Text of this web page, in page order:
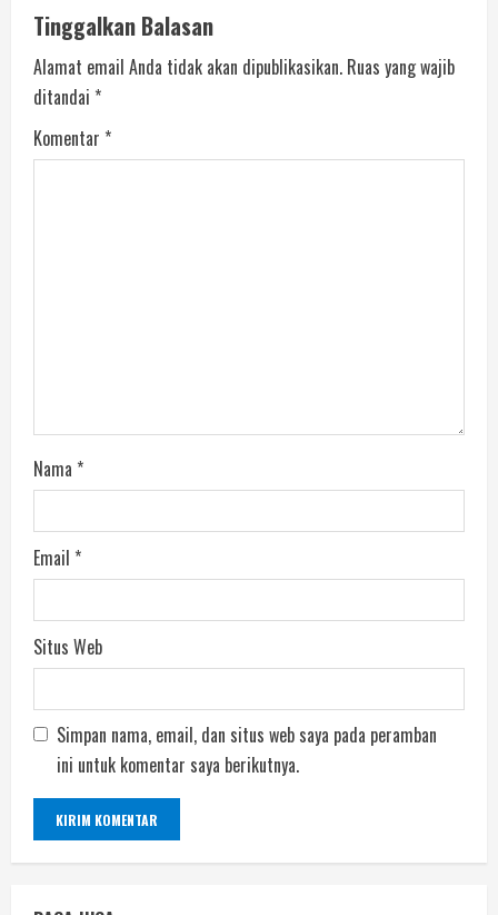
Tinggalkan Balasan
Alamat email Anda tidak akan dipublikasikan. Ruas yang wajib
ditandai *
Komentar *
Nama *
Email *
Situs Web
Simpan nama, email, dan situs web saya pada peramban
ini untuk komentar saya berikutnya.